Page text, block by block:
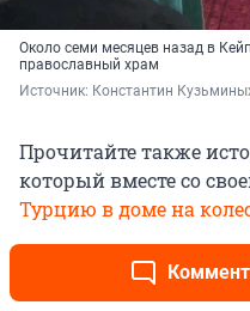
Около семи месяцев назад в
православный храм
Источник: Константин
Прочитайте также
который вместе со
Турцию в доме на
историю семьи из
рассказ парня,